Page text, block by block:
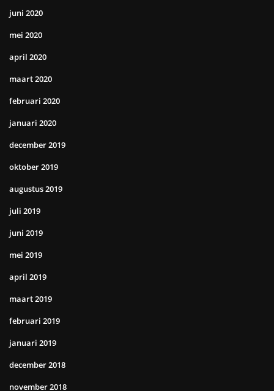
juni 2020
mei 2020
april 2020
maart 2020
februari 2020
januari 2020
december 2019
oktober 2019
augustus 2019
juli 2019
juni 2019
mei 2019
april 2019
maart 2019
februari 2019
januari 2019
december 2018
november 2018